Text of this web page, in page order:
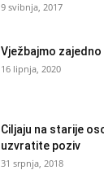
9 svibnja, 2017
Vježbajmo zajedno
16 lipnja, 2020
Ciljaju na starije
uzvratite poziv
31 srpnja, 2018